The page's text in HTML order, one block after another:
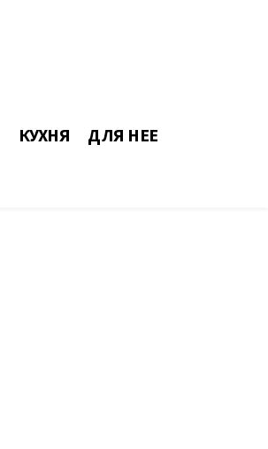
КУХНЯ ДЛЯ НЕЕ